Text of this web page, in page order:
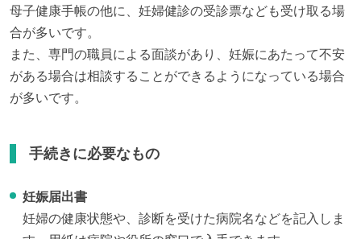
母子健康手帳の他に、妊婦健診の受診票なども受け取る場
合が多いです。
また、専門の職員による面談があり、妊娠にあたって不安
がある場合は相談することができるようになっている場合
が多いです。
手続きに必要なもの
妊娠届出書
妊婦の健康状態や、診断を受けた病院名などを記入しま